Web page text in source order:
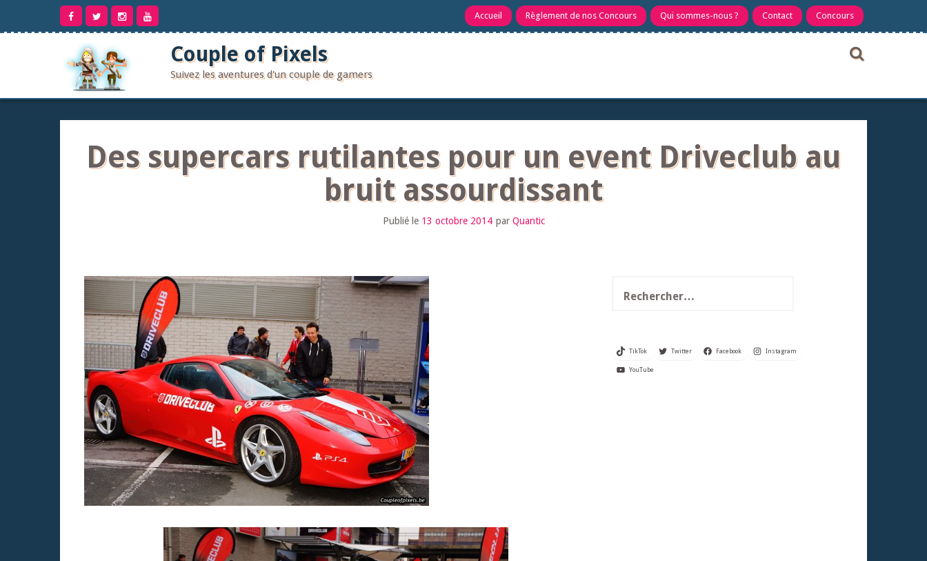
contenu
Accueil Règlement de nos Concours Qui sommes-nous ? Contact Concours
Couple of Pixels
Suivez les aventures d'un couple de gamers
Des supercars rutilantes pour un event Driveclub au
bruit assourdissant
Publié le 13 octobre 2014 par Quantic
TikTok Twitter Facebook Instagram
YouTube